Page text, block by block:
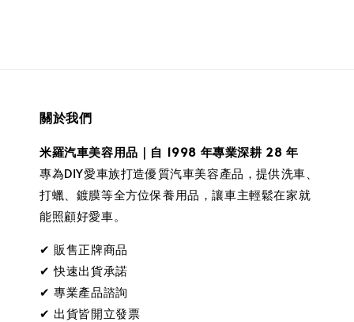
關於我們
米羅汽車美容用品｜自 1998 年專業深耕 28 年
專為DIY愛車族打造優質汽車美容產品，提供洗車、
打蠟、鍍膜等全方位保養用品，讓車主輕鬆在家就
能照顧好愛車。
✔ 販售正牌商品
✔ 快速出貨承諾
✔ 專業產品諮詢
✔ 出貨皆開立發票